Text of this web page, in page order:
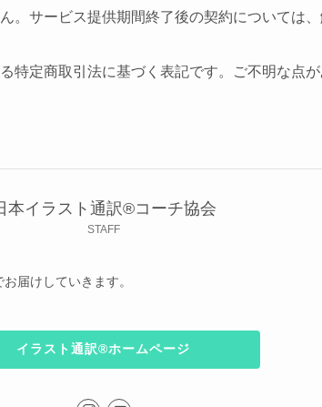
。 サービス提供期間終了後の契約については、
特定商取引法に基づく表記です。ご不明な点が
本イラスト通訳®︎コーチ協会
STAFF
届けしていきます。
イラスト通訳®︎ホームページ